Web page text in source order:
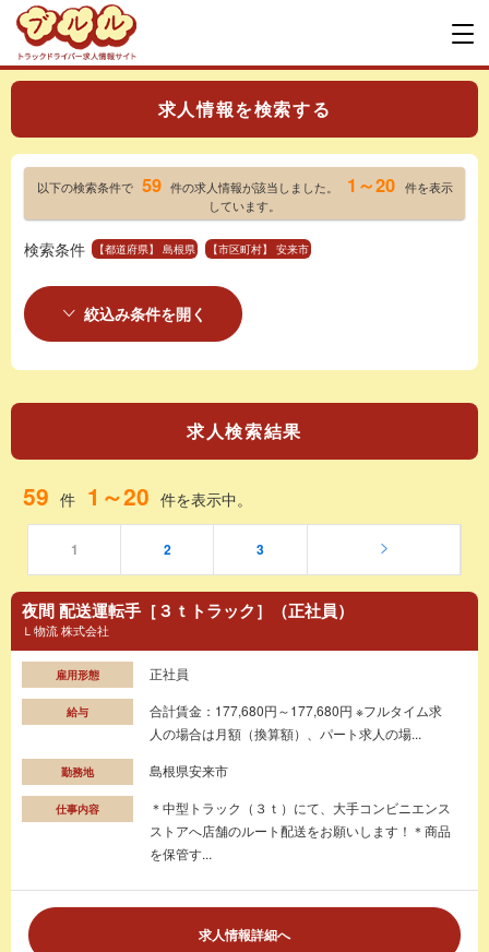
求人情報を検索する
以下の検索条件で 59 件の求人情報が該当しました。 1～20 件を表示
しています。
検索条件 【都道府県】 島根県 【市区町村】 安来市
絞込み条件を開く
求人検索結果
59 件 1～20 件を表示中。
1 2 3
夜間 配送運転手［３ｔトラック］（正社員）
Ｌ物流 株式会社
雇用形態 正社員
給与
合計賃金：177,680円～177,680円 ※フルタイム求
人の場合は月額（換算額）、パート求人の場...
勤務地 島根県安来市
仕事内容
＊中型トラック（３ｔ）にて、大手コンビニエンス
ストアへ店舗のルート配送をお願いします！＊商品
を保管す...
求人情報詳細へ